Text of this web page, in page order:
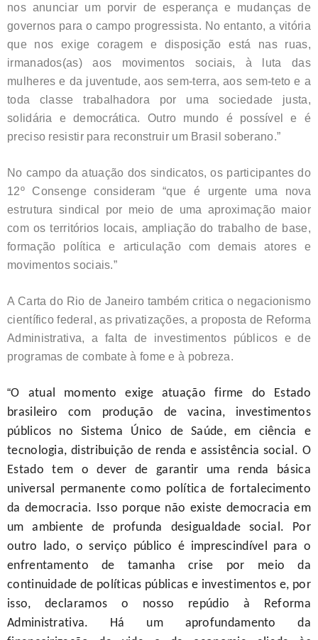
nos anunciar um porvir de esperança e mudanças de
governos para o campo progressista. No entanto, a vitória
que nos exige coragem e disposição está nas ruas,
irmanados(as) aos movimentos sociais, à luta das
mulheres e da juventude, aos sem-terra, aos sem-teto e a
toda classe trabalhadora por uma sociedade justa,
solidária e democrática. Outro mundo é possível e é
preciso resistir para reconstruir um Brasil soberano.”
No campo da atuação dos sindicatos, os participantes do
12º Consenge consideram “que é urgente uma nova
estrutura sindical por meio de uma aproximação maior
com os territórios locais, ampliação do trabalho de base,
formação política e articulação com demais atores e
movimentos sociais.”
A Carta do Rio de Janeiro também critica o negacionismo
científico federal, as privatizações, a proposta de Reforma
Administrativa, a falta de investimentos públicos e de
programas de combate à fome e à pobreza.
“O atual momento exige atuação firme do Estado
brasileiro com produção de vacina, investimentos
públicos no Sistema Único de Saúde, em ciência e
tecnologia, distribuição de renda e assistência social. O
Estado tem o dever de garantir uma renda básica
universal permanente como política de fortalecimento
da democracia. Isso porque não existe democracia em
um ambiente de profunda desigualdade social. Por
outro lado, o serviço público é imprescindível para o
enfrentamento de tamanha crise por meio da
continuidade de políticas públicas e investimentos e, por
isso, declaramos o nosso repúdio à Reforma
Administrativa. Há um aprofundamento da